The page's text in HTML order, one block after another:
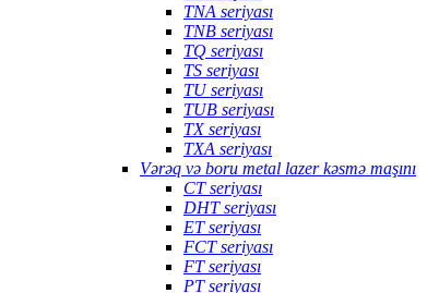
TNA seriyası
TNB seriyası
TQ seriyası
TS seriyası
TU seriyası
TUB seriyası
TX seriyası
TXA seriyası
Vərəq və boru metal lazer kəsmə maşını
CT seriyası
DHT seriyası
ET seriyası
FCT seriyası
FT seriyası
PT seriyası